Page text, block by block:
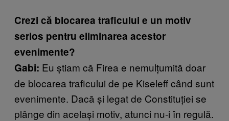
Crezi că blocarea traficului e un motiv
serios pentru eliminarea acestor
evenimente?
Gabi: Eu ştiam că Firea e nemulţumită doar
de blocarea traficului de pe Kiseleff când sunt
evenimente. Dacă și legat de Constituţiei se
plânge din acelaşi motiv, atunci nu-i în regulă.